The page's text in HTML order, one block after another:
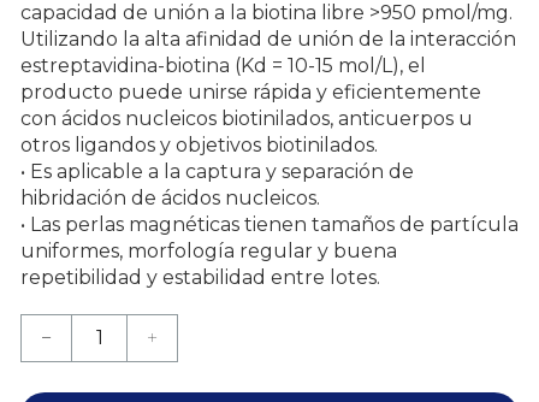
capacidad de unión a la biotina libre >950 pmol/mg.
Utilizando la alta afinidad de unión de la interacción
estreptavidina-biotina (Kd = 10-15 mol/L), el
producto puede unirse rápida y eficientemente
con ácidos nucleicos biotinilados, anticuerpos u
otros ligandos y objetivos biotinilados.
• Es aplicable a la captura y separación de
hibridación de ácidos nucleicos.
• Las perlas magnéticas tienen tamaños de partícula
uniformes, morfología regular y buena
repetibilidad y estabilidad entre lotes.